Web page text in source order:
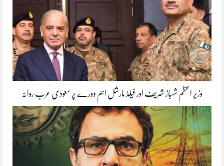
وزیر اعظم شہباز شریف اور فیلڈ مارشل اہم دورے پر سعودی عرب روانہ